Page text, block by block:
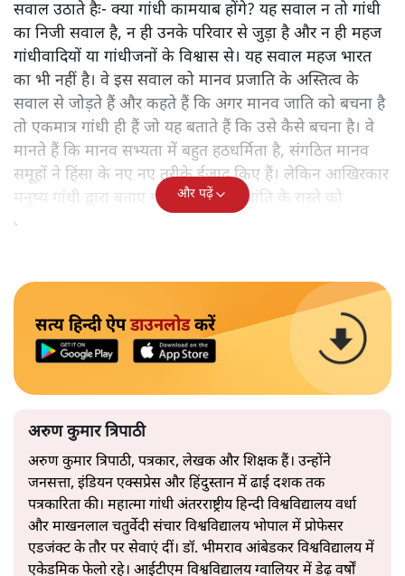
सवाल उठाते हैः- क्या गांधी कामयाब होंगे? यह सवाल न तो गांधी
का निजी सवाल है, न ही उनके परिवार से जुड़ा है और न ही महज
गांधीवादियों या गांधीजनों के विश्वास से। यह सवाल महज भारत
का भी नहीं है। वे इस सवाल को मानव प्रजाति के अस्तित्व के
सवाल से जोड़ते हैं और कहते हैं कि अगर मानव जाति को बचना है
तो एकमात्र गांधी ही हैं जो यह बताते हैं कि उसे कैसे बचना है। वे
मानते हैं कि मानव सभ्यता में बहुत हठधर्मिता है, संगठित मानव
समूहों ने हिंसा के नए नए तरीके ईजाद किए हैं। लेकिन आखिरकार
मनुष्य गांधी द्वारा बताए गए अहिंसा और शांति के रास्ते को
अपनाएगा।
और पढ़ें
सत्य हिन्दी ऐपडाउनलोडकरें
अरुण कुमार त्रिपाठी
अरुण कुमार त्रिपाठी, पत्रकार, लेखक और शिक्षक हैं। उन्होंने
जनसत्ता, इंडियन एक्सप्रेस और हिंदुस्तान में ढाई दशक तक
पत्रकारिता की। महात्मा गांधी अंतरराष्ट्रीय हिन्दी विश्वविद्यालय वर्धा
और माखनलाल चतुर्वेदी संचार विश्वविद्यालय भोपाल में प्रोफेसर
एडजंक्ट के तौर पर सेवाएं दीं। डॉ. भीमराव आंबेडकर विश्वविद्यालय में
एकेडमिक फेलो रहे। आईटीएम विश्वविद्यालय ग्वालियर में डेढ़ वर्षों